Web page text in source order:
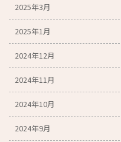
2025年3月
2025年1月
2024年12月
2024年11月
2024年10月
2024年9月